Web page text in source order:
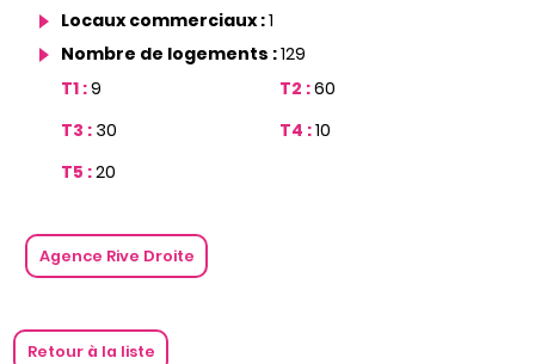
Locaux commerciaux :1
Nombre de logements :129
T1 :9 T2 :60
T3 : 30 T4 :10
T5 :20
Agence Rive Droite
Retour à la liste